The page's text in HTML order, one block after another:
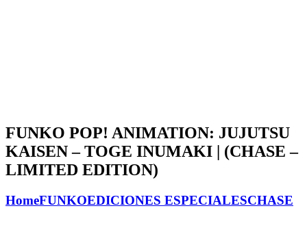
FUNKO POP! ANIMATION: JUJUTSU
KAISEN – TOGE INUMAKI | (CHASE –
LIMITED EDITION)
HomeFUNKOEDICIONES ESPECIALESCHASE